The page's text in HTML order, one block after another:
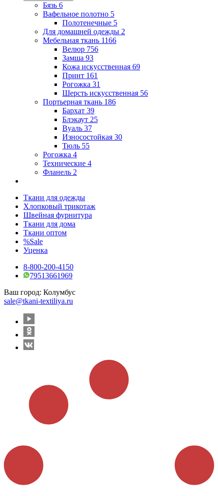
Бязь 6
Вафельное полотно 5
Полотенечные 5
Для домашней одежды 2
Мебельная ткань 1166
Велюр 756
Замша 93
Кожа искусственная 69
Принт 161
Рогожка 31
Шерсть искусственная 56
Портьерная ткань 186
Бархат 39
Блэкаут 25
Вуаль 37
Износостойкая 30
Тюль 55
Рогожка 4
Технические 4
Фланель 2
Ткани для одежды
Хлопковый трикотаж
Швейная фурнитура
Ткани для дома
Ткани оптом
%Sale
Уценка
8-800-200-4150
79513661969
Ваш город: Колумбус
sale@tkani-textiliya.ru